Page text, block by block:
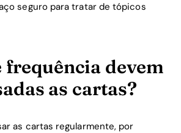
seguro para tratar de tópicos
frequência devem
as cartas?
as cartas regularmente, por